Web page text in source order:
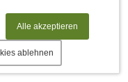
Alle akzeptieren
ablehnen